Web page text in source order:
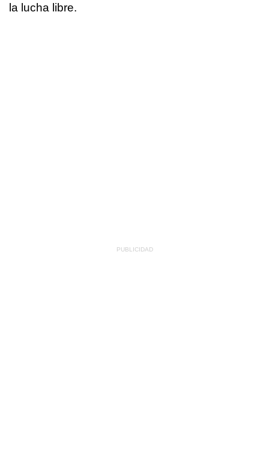
la lucha libre.